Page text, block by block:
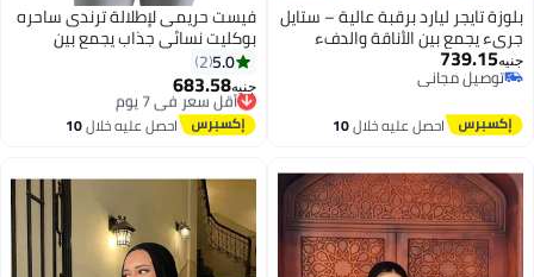
بلوزة تايجر ليارد برقبة عالية – ستايل
جريء يجمع بين الأناقة والدفء
بلوزه بصباع تجمع بين الشياكه
والاناقه كود 4500
جنيه739.15
توصيل مجاني
احصل عليه خلال10
اغسطس
5
فيست حريمى لإطلالة ترندى ساحره
بوكليت نسائي جذاب يجمع بين
الرُقي والنعومة بأسلوب يخطف
الأنظار كود 4504
5.0
2
جنيه683.58
أقل سعر في 7 يوم
توصيل مجاني
أقل سعر في 7 يوماحصل عليه خلال10
اغسطس